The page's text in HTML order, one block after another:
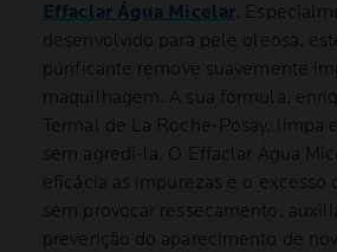
Effaclar Água Micelar .
desenvolvido para pele oleosa,
purificante remove suavemente
maquilhagem. A sua fórmula,
Termal de La Roche-Posay, limpa
sem agredi-la. O Effaclar Água
eficácia as impurezas e o excesso
sem provocar ressecamento,
prevenção do aparecimento de